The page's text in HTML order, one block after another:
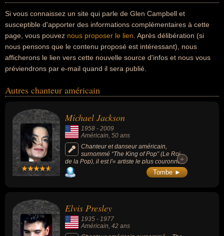
Si vous connaissez un site qui parle de Glen Campbell et
susceptible d'apporter des informations complémentaires à cette
page, vous pouvez nous proposer le lien . Après délibération (si
nous pensons que le contenu proposé est intéressant), nous
afficherons le lien vers cette nouvelle source d'infos et nous vous
préviendrons par e-mail quand il sera publié.
Autres chanteur américain
Michael Jackson
1958 - 2009
Américain, 50 ans
Chanteur et danseur américain,
surnommé “The King of Pop” (Le Roi
de la Pop), il est l'« artiste le plus couronné
de succès de tous les temps » (Livre
Guinness des records) et la figure majeure
monde : Off the Wall (1979), Thriller (1982),
Bad (1987), Dangerous (1991), HIStory
(1995), Blood on the Dance Floor (1997) et
Invincible (2001). Il conçoit des clips
+
+
Tombe ►
Elvis Presley
1935 - 1977
Américain , 42 ans